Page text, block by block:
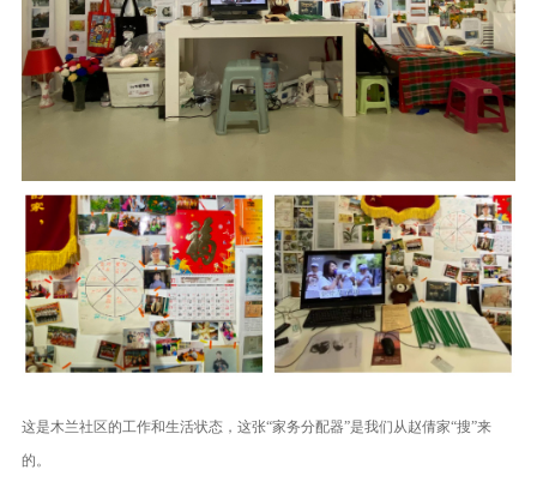
这是木兰社区的工作和生活状态，这张“家务分配器”是我们从赵倩家“搜”来
的。